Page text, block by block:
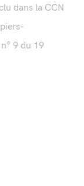
dans la CCN
9 du 19